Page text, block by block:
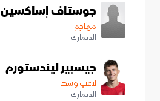
جوستاف إساكسين
مهاجم
الدنمارك
جيسبير ليندستورم
لاعب وسط
الدنمارك